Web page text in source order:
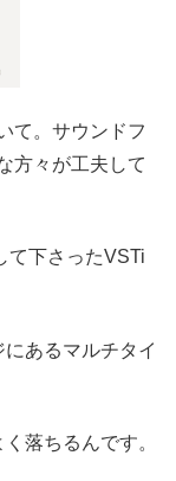
て。サウンドフ
方々が工夫して
て下さったVSTi
あるマルチタイ
落ちるんです。